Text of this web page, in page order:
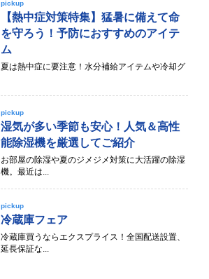
pickup
【熱中症対策特集】猛暑に備えて命
を守ろう！予防におすすめのアイテ
ム
夏は熱中症に要注意！水分補給アイテムや冷却グ
pickup
湿気が多い季節も安心！人気＆高性
能除湿機を厳選してご紹介
お部屋の除湿や夏のジメジメ対策に大活躍の除湿
機。最近は...
pickup
冷蔵庫フェア
冷蔵庫買うならエクスプライス！全国配送設置、
延長保証な...